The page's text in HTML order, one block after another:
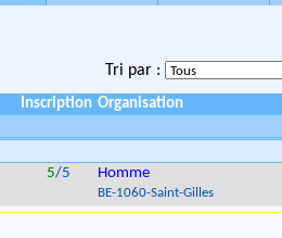
Tri par :
Inscription Organisation
5/5 Homme
BE-1060-Saint-Gilles